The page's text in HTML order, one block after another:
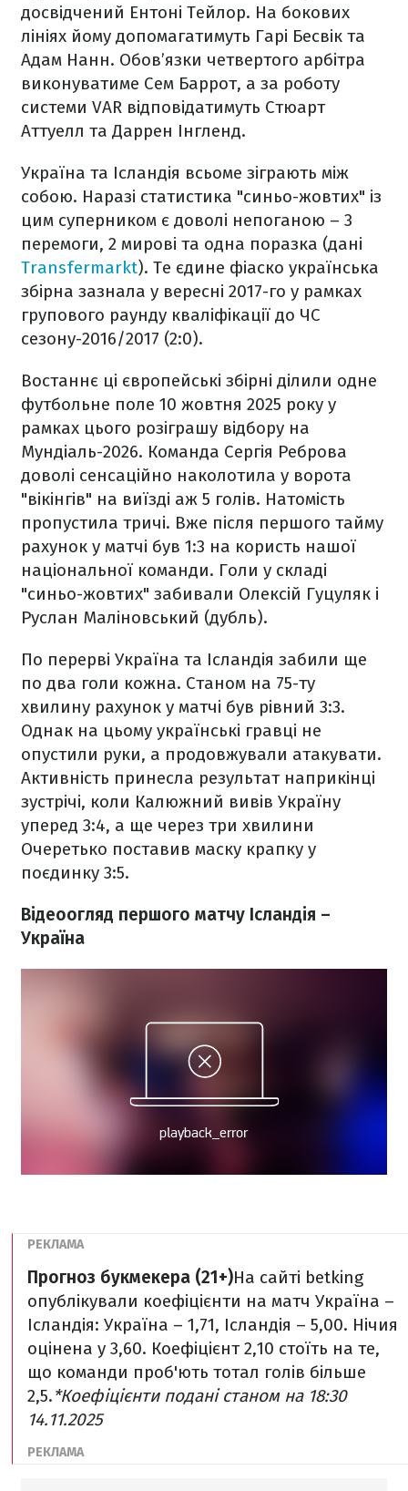
досвідчений Ентоні Тейлор. На бокових
лініях йому допомагатимуть Гарі Бесвік та
Адам Нанн. Обов’язки четвертого арбітра
виконуватиме Сем Баррот, а за роботу
системи VAR відповідатимуть Стюарт
Аттуелл та Даррен Інгленд.
Україна та Ісландія всьоме зіграють між
собою. Наразі статистика "синьо-жовтих" із
цим суперником є доволі непоганою – 3
перемоги, 2 мирові та одна поразка (дані
Transfermarkt). Те єдине фіаско українська
збірна зазнала у вересні 2017-го у рамках
групового раунду кваліфікації до ЧС
сезону-2016/2017 (2:0).
Востаннє ці європейські збірні ділили одне
футбольне поле 10 жовтня 2025 року у
рамках цього розіграшу відбору на
Мундіаль-2026. Команда Сергія Реброва
доволі сенсаційно наколотила у ворота
"вікінгів" на виїзді аж 5 голів. Натомість
пропустила тричі. Вже після першого тайму
рахунок у матчі був 1:3 на користь нашої
національної команди. Голи у складі
"синьо-жовтих" забивали Олексій Гуцуляк і
Руслан Маліновський (дубль).
По перерві Україна та Ісландія забили ще
по два голи кожна. Станом на 75-ту
хвилину рахунок у матчі був рівний 3:3.
Однак на цьому українські гравці не
опустили руки, а продовжували атакувати.
Активність принесла результат наприкінці
зустрічі, коли Калюжний вивів Україну
уперед 3:4, а ще через три хвилини
Очеретько поставив маску крапку у
поєдинку 3:5.
Відеоогляд першого матчу Ісландія –
Україна
Прогноз букмекера (21+)На сайті betking
опублікували коефіцієнти на матч Україна –
Ісландія: Україна – 1,71, Ісландія – 5,00. Нічия
оцінена у 3,60. Коефіцієнт 2,10 стоїть на те,
що команди проб'ють тотал голів більше
2,5.*Коефіцієнти подані станом на 18:30
14.11.2025